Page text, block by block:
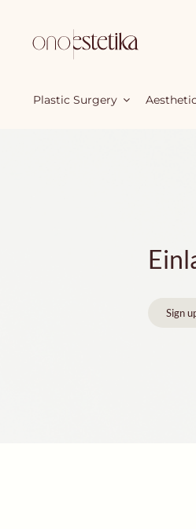
Plastic Surgery
Sign